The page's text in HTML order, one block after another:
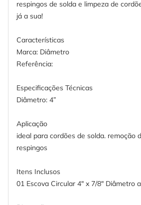
respingos de solda e limpeza de
já a sua!
Características
Marca: Diâmetro
Referência:
Especificações Técnicas
Diâmetro: 4”
Aplicação
ideal para cordões de solda. remoção
respingos
Itens Inclusos
01 Escova Circular 4" x 7/8" Diâmetro